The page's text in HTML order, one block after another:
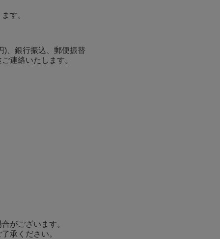
す。
)、銀行振込、郵便振替
連絡いたします。
がございます。
承ください。